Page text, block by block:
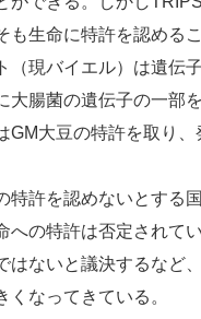
も生命に特許を認める
（現バイエル）は遺伝
大腸菌の遺伝子の一部
GM大豆の特許を取り
許を認めないとする
への特許は否定されて
はないと議決するなど
くなってきている。